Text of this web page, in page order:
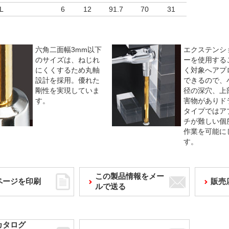
6 12 91.7 70 31
六角二面幅3mm以下
のサイズは、ねじれ
にくくするため丸軸
設計を採用。優れた
剛性を実現していま
す。
エクステンシ
ーを使用する
く対象へアプ
できるので、
径の深穴、上
害物がありド
タイプではア
チが難しい個
作業を可能に
す。
ージを印刷
この製品情報をメー
ルで送る
販売
タログ